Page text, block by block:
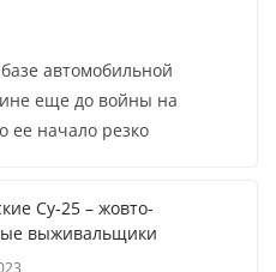
автомобильной
еще до войны на
ее начало резко
Су-25 – жовто-
выживальщики